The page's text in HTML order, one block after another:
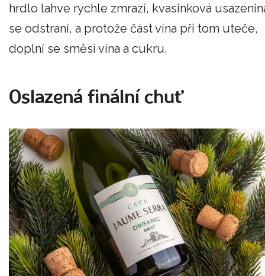
hrdlo lahve rychle zmrazí, kvasinková
se odstraní, a protože část vína při tom uteče,
doplní se směsí vína a cukru.
Oslazená finální chuť